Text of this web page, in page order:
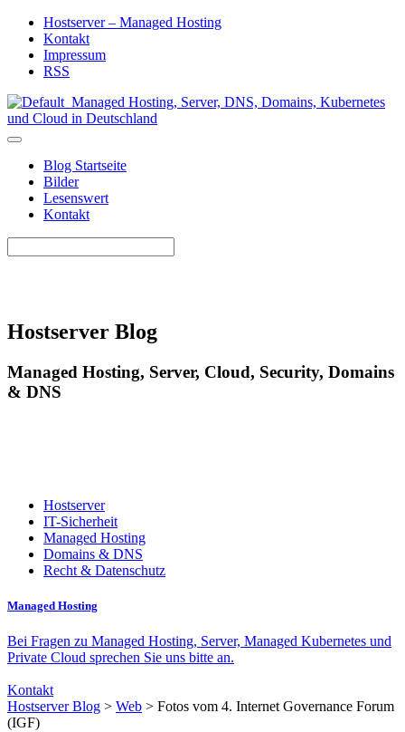
Hostserver – Managed Hosting
Kontakt
Impressum
RSS
Blog Startseite
Bilder
Lesenswert
Kontakt
Hostserver Blog
Managed Hosting, Server, Cloud, Security, Domains
& DNS
Hostserver
IT-Sicherheit
Managed Hosting
Domains & DNS
Recht & Datenschutz
Managed Hosting
Bei Fragen zu Managed Hosting, Server, Managed Kubernetes und
Private Cloud sprechen Sie uns bitte an.
Kontakt
Hostserver Blog > Web > Fotos vom 4. Internet Governance Forum
(IGF)